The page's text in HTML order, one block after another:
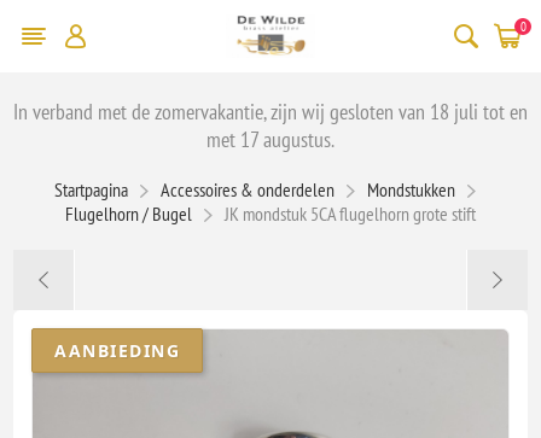
0
In verband met de zomervakantie, zijn wij gesloten van 18 juli tot en
met 17 augustus.
Startpagina Accessoires & onderdelen
Mondstukken
Flugelhorn / Bugel
JK mondstuk 5CA flugelhorn grote stift
AANBIEDING